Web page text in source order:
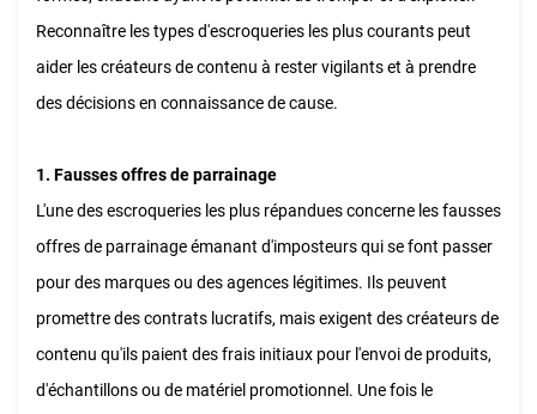
Reconnaître les types d'escroqueries les plus courants peut
aider les créateurs de contenu à rester vigilants et à prendre
des décisions en connaissance de cause.
1. Fausses offres de parrainage
L'une des escroqueries les plus répandues concerne les fausses
offres de parrainage émanant d'imposteurs qui se font passer
pour des marques ou des agences légitimes. Ils peuvent
promettre des contrats lucratifs, mais exigent des créateurs de
contenu qu'ils paient des frais initiaux pour l'envoi de produits,
d'échantillons ou de matériel promotionnel. Une fois le